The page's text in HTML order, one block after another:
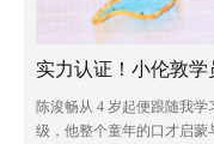
陈浚畅从 4 岁起便跟随我
级，他整个童年的口才启